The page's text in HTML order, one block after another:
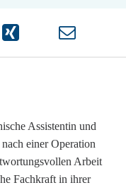
Assistentin und
einer Operation
Arbeit
Fachkraft in ihrer